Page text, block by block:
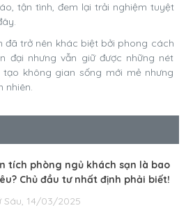
tận tình, đem lại trải nghiệm tuyệt
đã trở nên khác biệt bởi phong cách
đại nhưng vẫn giữ được những nét
không gian sống mới mẻ nhưng
nhiên.
tích phòng ngủ khách sạn là bao
Chủ đầu tư nhất định phải biết!
Sáu, 14/03/2025